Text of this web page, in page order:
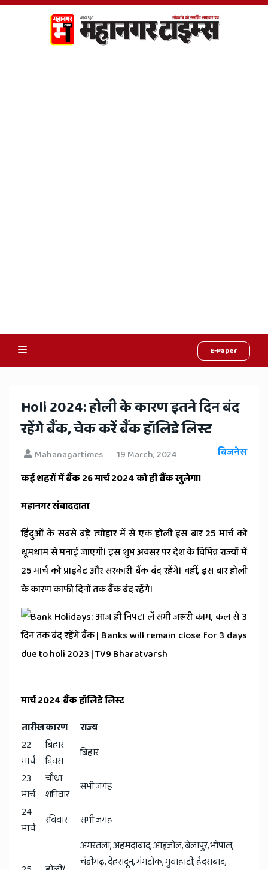
E-Paper
Hindi
News,
Hindi
Samachar,
Jaipur
Rajasthan
News
Holi 2024: होली के कारण इतने दिन बंद
रहेंगे बैंक, चेक करें बैंक हॉलिडे लिस्ट
Mahanagartimes 19 March, 2024
बिजनेस
कई शहरों में बैंक 26 मार्च 2024 को ही बैंक खुलेगा।
महानगर संवाददाता
हिंदुओं के सबसे बड़े त्योहार में से एक होली इस बार 25 मार्च को
धूमधाम से मनाई जाएगी। इस शुभ अवसर पर देश के विभिन्न राज्यों में
25 मार्च को प्राइवेट और सरकारी बैंक बंद रहेंगे। वहीं, इस बार होली
के कारण काफी दिनों तक बैंक बंद रहेंगे।
मार्च 2024 बैंक हॉलिडे लिस्ट
तारीखकारण
राज्य
22
मार्च
बिहार
दिवस
बिहार
23
मार्च
चौथा
शनिवार
सभी जगह
24
मार्च
रविवार सभी जगह
अगरतला, अहमदाबाद, आइजोल, बेलापुर, भोपाल,
चंडीगढ़, देहरादून, गंगटोक, गुवाहाटी, हैदराबाद,